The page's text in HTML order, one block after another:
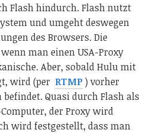
Flash hindurch. Flash nutzt
und umgeht deswegen
des Browsers. Die
man einen USA-Proxy
Aber, sobald Hulu mit
wird (per RTMP ) vorher
Quasi durch Flash als
der Proxy wird
wird festgestellt, dass man